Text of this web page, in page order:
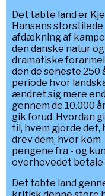
Det tabte land er
Hansens storstilede
afdækning af
den danske natur
dramatiske
den de seneste 250
periode hvor
ændret sig mere
gennem de 10.000
gik forud. Hvordan
til, hvem gjorde det,
drev dem, hvor kom
pengene fra - og
overhovedet betale
Det tabte land